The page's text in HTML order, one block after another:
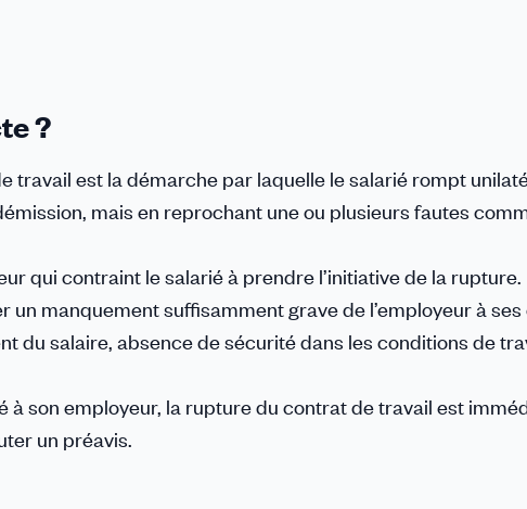
?
travail est la démarche par laquelle le salarié rompt
mais en reprochant une ou plusieurs fautes
qui contraint le salarié à prendre l’initiative de la rupture.
un manquement suffisamment grave de l’employeur à
du salaire, absence de sécurité dans les conditions de
à son employeur, la rupture du contrat de travail est
un préavis.